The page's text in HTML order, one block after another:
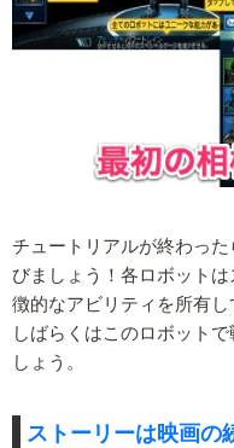
チュートリアルが終わっ
びましょう！各ロボット
徴的なアビリティを所有し
しばらくはこのロボット
しょう。
ストーリーは映画の